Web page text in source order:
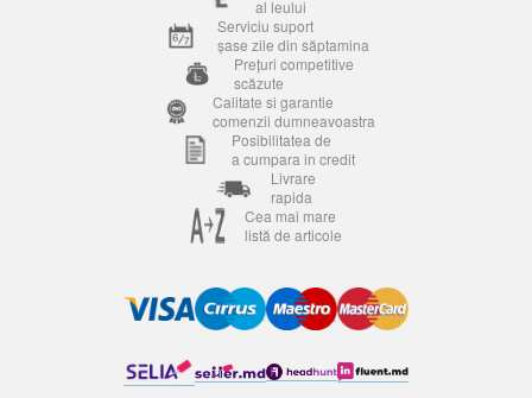
al leului
Serviciu suport
șase zile din săptamina
Prețuri competitive
scăzute
Calitate si garantie
comenzii dumneavoastra
Posibilitatea de
a cumpara in credit
Livrare
rapida
Cea mai mare
listă de articole